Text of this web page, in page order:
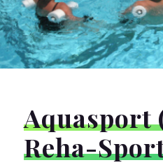
Aquasport
Reha-